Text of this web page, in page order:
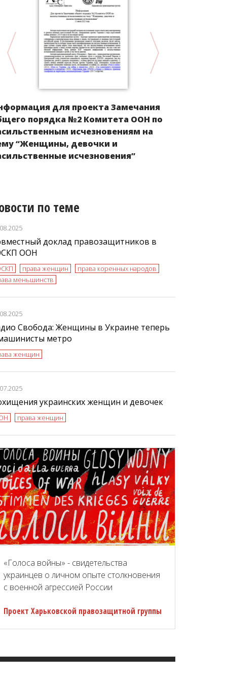
для проекта Замечания
порядка №2 Комитета ООН по
исчезновениям на
“Женщины, девочки и
исчезновения”
по теме
доклад правозащитников в
ООН
права женщин
права коренных народов
меньшинств
Свобода: Женщины в Украине теперь
метро
женщин
украинских женщин и девочек
права женщин
«Голоса войны» - свидетельства
украинцев о личном опыте столкновения
с военной агрессией России
Проект Харьковской правозащитной группы